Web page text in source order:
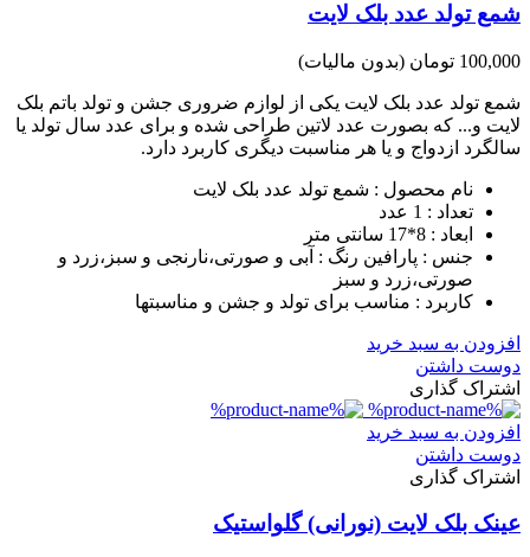
شمع تولد عدد بلک لایت
100,000 تومان (بدون مالیات)
شمع تولد عدد بلک لایت یکی از لوازم ضروری جشن و تولد باتم بلک
لایت و... که بصورت عدد لاتین طراحی شده و برای عدد سال تولد یا
سالگرد ازدواج و یا هر مناسبت دیگری کاربرد دارد.
نام محصول : شمع تولد عدد بلک لایت
تعداد : 1 عدد
ابعاد : 8*17 سانتی متر
جنس : پارافین رنگ : آبی و صورتی،نارنجی و سبز،زرد و
صورتی،زرد و سبز
کاربرد : مناسب برای تولد و جشن و مناسبتها
افزودن به سبد خرید
دوست داشتن
اشتراک گذاری
افزودن به سبد خرید
دوست داشتن
اشتراک گذاری
عینک بلک لایت (نورانی) گلواستیک